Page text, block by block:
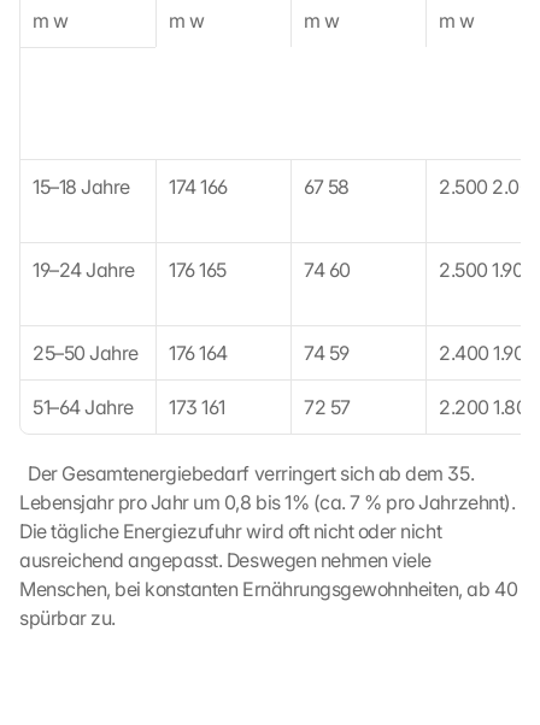
m w m w m w m w
15–18 Jahre 174 166 67 58 2.500
19–24 Jahre 176 165 74 60 2.500 1.900
25–50 Jahre 176 164 74 59 2.400 1.900
51–64 Jahre 173 161 72 57 2.200 1.800
Der Gesamtenergiebedarf verringert sich ab dem 35.
Lebensjahr pro Jahr um 0,8 bis 1% (ca. 7 % pro Jahrzehnt).
Die tägliche Energiezufuhr wird oft nicht oder nicht
ausreichend angepasst. Deswegen nehmen viele
Menschen, bei konstanten Ernährungsgewohnheiten, ab 40
spürbar zu.
r
d
n
D
n
n
G
o
l
e
ü
b